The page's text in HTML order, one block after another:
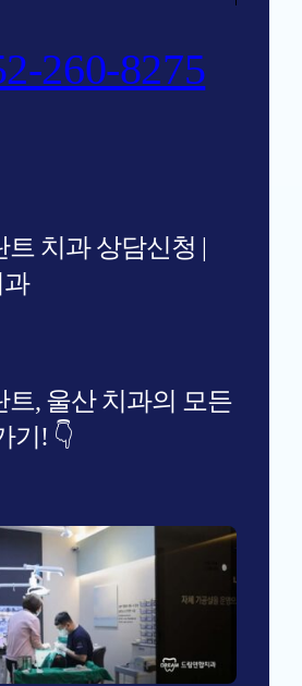
260-8275
트 치과 상담신청 |
트, 울산 치과의 모든
기! 👇